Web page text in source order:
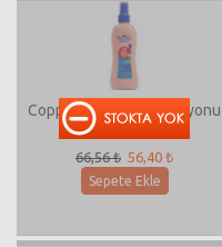
Coppertone Bebek Losyonu
Spf 50
66,56 ₺ 56,40 ₺
Sepete Ekle